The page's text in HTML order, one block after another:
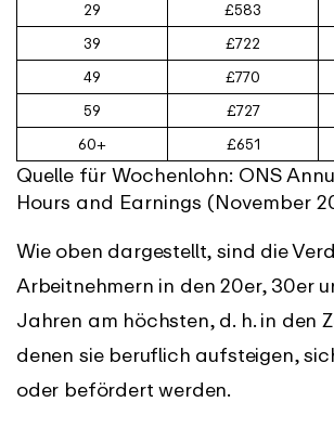
29
£583
39
£722
49
£770
59
£727
60+
£651
Quelle für Wochenlohn: ONS
Hours and Earnings (November
Wie oben dargestellt, sind die
Arbeitnehmern in den 20er, 30er
Jahren am höchsten, d. h. in den
denen sie beruflich aufsteigen,
oder befördert werden.